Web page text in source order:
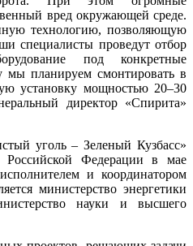
вред окружающей среде.
технологию, позволяющую
специалисты проведут отбор
под конкретные
мы планируем смонтировать в
установку мощностью 20–30
директор «Спирита»
уголь – Зеленый Кузбасс»
Российской Федерации в мае
и координатором
министерство энергетики
науки и высшего